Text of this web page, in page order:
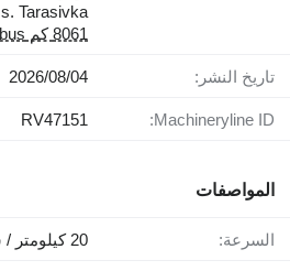
s. Tarasivka
8061 كم to "United States/Columbus"
تاريخ النشر: 04‏/08‏/2026
Machineryline ID:
RV47151
المواصفات
السرعة: 20 كيلومتر / ساعة